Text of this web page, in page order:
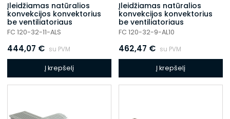
Įleidžiamas natūralios
konvekcijos konvektorius
be ventiliatoriaus
FC 120-32-11-ALS
444,07 € su PVM
Į krepšelį
Įleidžiamas natūralios
konvekcijos konvektorius
be ventiliatoriaus
FC 120-32-9-AL10
462,47 € su PVM
Į krepšelį